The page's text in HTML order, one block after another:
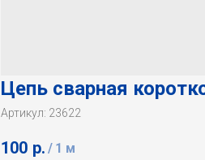
Цепь сварная
Артикул: 23622
100 р. / 1 м